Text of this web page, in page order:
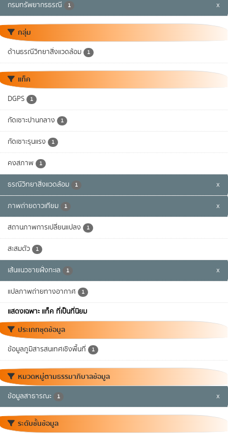
กรมทรัพยากรธรณี 1 x
กลุ่ม
ด้านธรณีวิทยาสิ่งแวดล้อม 1
แท็ค
DGPS 1
กัดเซาะปานกลาง 1
กัดเซาะรุนแรง 1
คงสภาพ 1
ธรณีวิทยาสิ่งแวดล้อม 1 x
ภาพถ่ายดาวเทียม 1 x
สถานภาพการเปลี่ยนแปลง 1
สะสมตัว 1
เส้นแนวชายฝั่งทะเล 1 x
แปลภาพถ่ายทางอากาศ 1
แสดงเฉพาะ แท็ค ที่เป็นที่นิยม
ประเภทชุดข้อมูล
ข้อมูลภูมิสารสนเทศเชิงพื้นที่ 1
หมวดหมู่ตามธรรมาภิบาลข้อมูล
ข้อมูลสาธารณะ 1 x
ระดับชั้นข้อมูล